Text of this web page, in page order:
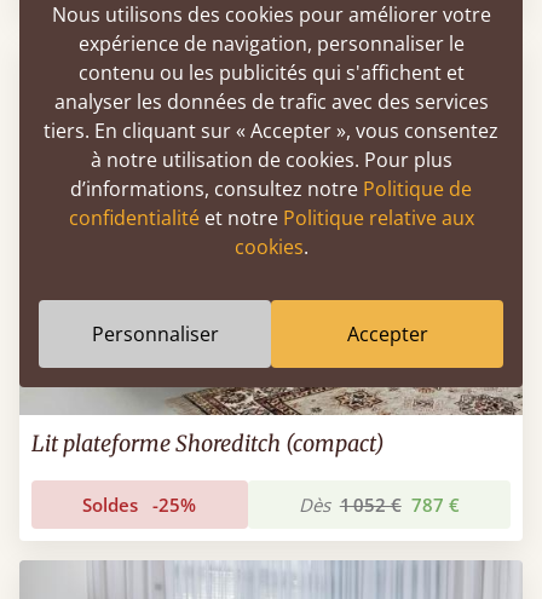
Lit plateforme Shoreditch (compact)
Soldes -25% Dès 1 052 € 787 €
Nous utilisons des cookies pour améliorer votre
expérience de navigation, personnaliser le
contenu ou les publicités qui s'affichent et
analyser les données de trafic avec des services
tiers. En cliquant sur « Accepter », vous consentez
à notre utilisation de cookies. Pour plus
d’informations, consultez notre Politique de
confidentialitéet notre Politique relative aux
cookies.
Personnaliser Accepter